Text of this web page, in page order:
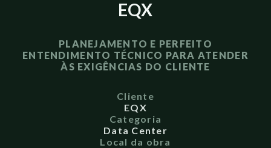
EQX
PLANEJAMENTO E PERFEITO
ENTENDIMENTO TÉCNICO PARA ATENDER
ÀS EXIGÊNCIAS DO CLIENTE
Cliente
EQX
Categoria
Data Center
Local da obra